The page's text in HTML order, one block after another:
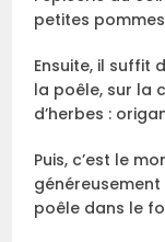
petites
Ensuite, il suffit
la poêle, sur la
d’herbes :
Puis, c’est le
poêle dans le